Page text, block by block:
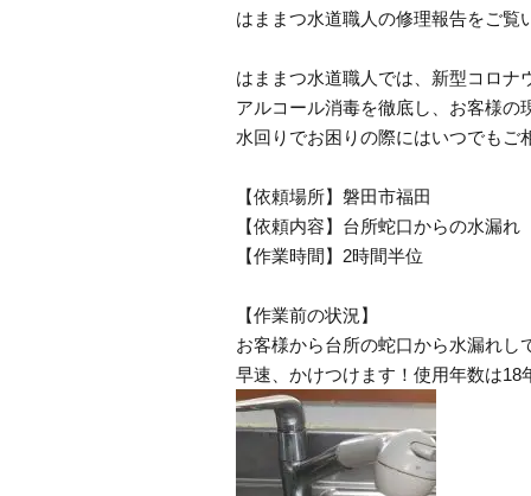
はままつ水道職人の修理報告をご覧
はままつ水道職人では、新型コロ
アルコール消毒を徹底し、お客様の
水回りでお困りの際にはいつでもご
【依頼場所】磐田市福田
【依頼内容】台所蛇口からの水漏れ
【作業時間】2時間半位
【作業前の状況】
お客様から台所の蛇口から水漏れし
早速、かけつけます！使用年数は18